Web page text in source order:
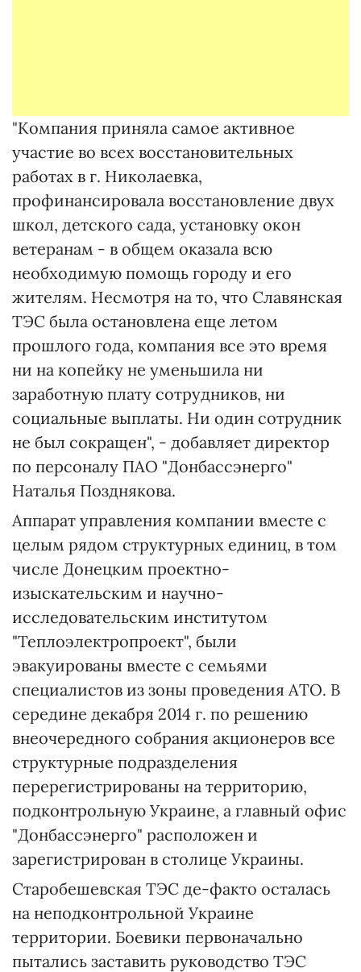
"Компания приняла самое активное
участие во всех восстановительных
работах в г. Николаевка,
профинансировала восстановление двух
школ, детского сада, установку окон
ветеранам - в общем оказала всю
необходимую помощь городу и его
жителям. Несмотря на то, что Славянская
ТЭС была остановлена еще летом
прошлого года, компания все это время
ни на копейку не уменьшила ни
заработную плату сотрудников, ни
социальные выплаты. Ни один сотрудник
не был сокращен", - добавляет директор
по персоналу ПАО "Донбассэнерго"
Наталья Позднякова.
Аппарат управления компании вместе с
целым рядом структурных единиц, в том
числе Донецким проектно-
изыскательским и научно-
исследовательским институтом
"Теплоэлектропроект", были
эвакуированы вместе с семьями
специалистов из зоны проведения АТО. В
середине декабря 2014 г. по решению
внеочередного собрания акционеров все
структурные подразделения
перерегистрированы на территорию,
подконтрольную Украине, а главный офис
"Донбассэнерго" расположен и
зарегистрирован в столице Украины.
Старобешевская ТЭС де-факто осталась
на неподконтрольной Украине
территории. Боевики первоначально
пытались заставить руководство ТЭС